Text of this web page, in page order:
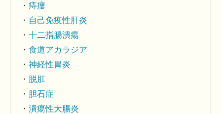
痔瘻
自己免疫性肝炎
十二指腸潰瘍
食道アカラジア
神経性胃炎
脱肛
胆石症
潰瘍性大腸炎